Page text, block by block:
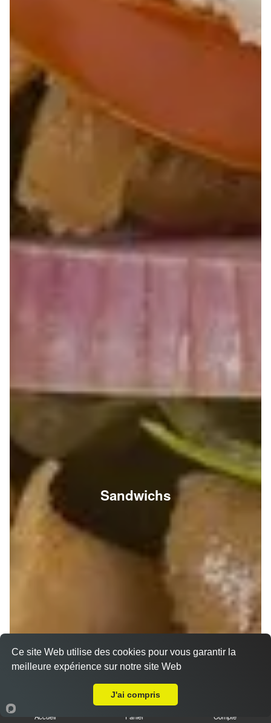
Sandwichs
Accueil Panier Compte
Ce site Web utilise des cookies pour vous garantir la
meilleure expérience sur notre site Web
J'ai compris